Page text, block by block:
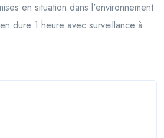
en situation dans l'environnement
dure 1 heure avec surveillance à